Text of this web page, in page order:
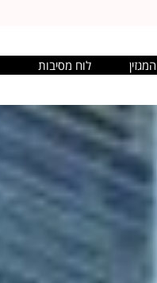
המגזין לוח מסיבות